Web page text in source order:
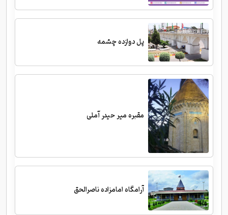
پل دوازده چشمه
مقبره میر حیدر آملی
آرامگاه امامزاده ناصرالحق